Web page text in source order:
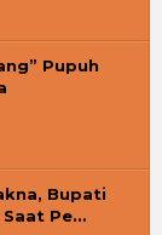
Pupuh
Bupati
Saat Pe…